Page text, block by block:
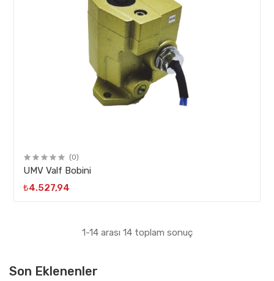
Son Eklenenler
(0)
UMV Valf Bobini
₺4.527,94
1-14 arası 14 toplam sonuç